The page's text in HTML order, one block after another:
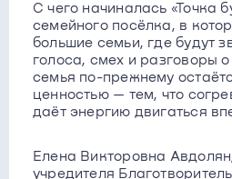
С чего начиналась «Точка
семейного посёлка, в
большие семьи, где будут
голоса, смех и разговоры
семья по-прежнему
ценностью — тем, что
даёт энергию двигаться
Елена Викторовна
учредителя